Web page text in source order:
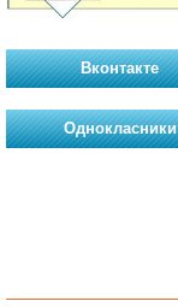
Вконтакте
Однокласники